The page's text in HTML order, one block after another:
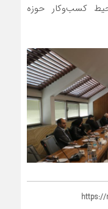
کسب‌و‌کار حوزه
https://